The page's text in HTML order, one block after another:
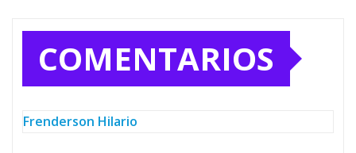
COMENTARIOS
Frenderson Hilario